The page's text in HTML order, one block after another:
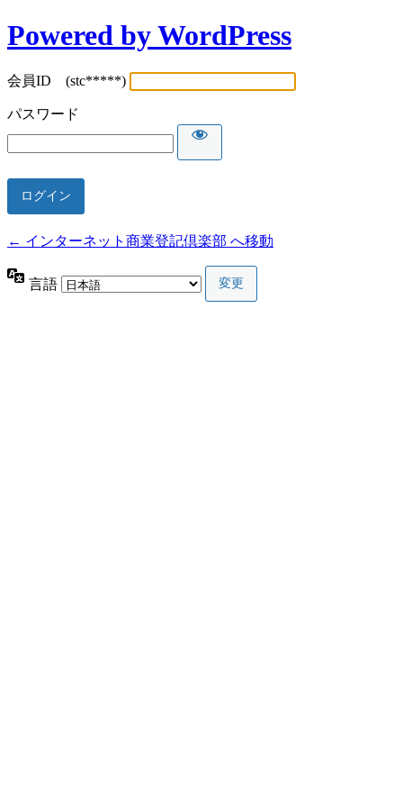
Powered by WordPress
会員ID (stc*****)
パスワード
← インターネット商業登記倶楽部 へ移動
言語